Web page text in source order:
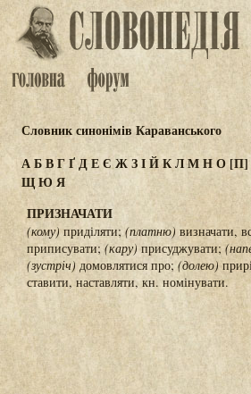
Словник синонімів Караванського
АБВГҐДЕЄ ЖЗІЙКЛМНО[П]
ЩЮ Я
ПРИЗНАЧАТИ
(кому)приділяти; (платню) визначати,
приписувати; (кару) присуджувати;
(зустріч) домовлятися про; (долею)
ставити, наставляти, кн. номінувати.